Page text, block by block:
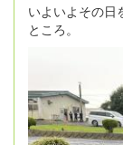
いよいよその日
ところ。